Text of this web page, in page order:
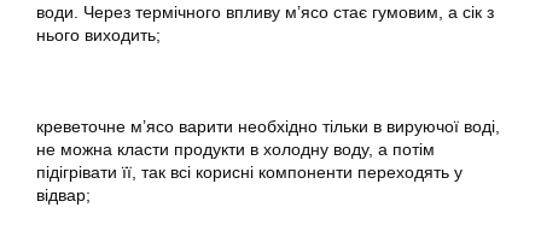
води. Через термічного впливу м’ясо стає гумовим, а сік з
нього виходить;
креветочне м’ясо варити необхідно тільки в вируючої воді,
не можна класти продукти в холодну воду, а потім
підігрівати її, так всі корисні компоненти переходять у
відвар;